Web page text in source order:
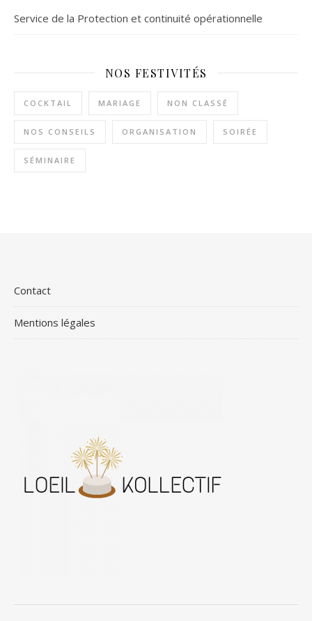
Service de la Protection et continuité opérationnelle
NOS FESTIVITÉS
COCKTAIL MARIAGE NON CLASSÉ
NOS CONSEILS ORGANISATION SOIRÉE
SÉMINAIRE
Contact
Mentions légales